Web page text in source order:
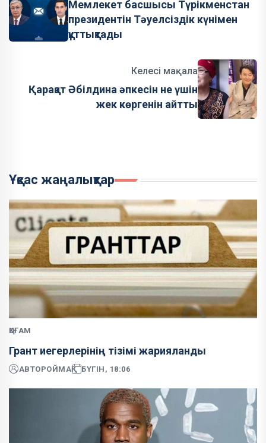
Мемлекет басшысы Түрікменстан
президентін Тәуелсіздік күнімен
құттықтады
Келесі мақала
Қарақат Әбілдина әпкесін не үшін
жек көргенін айтты
Ұқсас жаңалықтар
ҚОҒАМ
Грант иегерлерінің тізімі жарияланды
АВТОРОЙМАҚ БҮГІН, 18:06